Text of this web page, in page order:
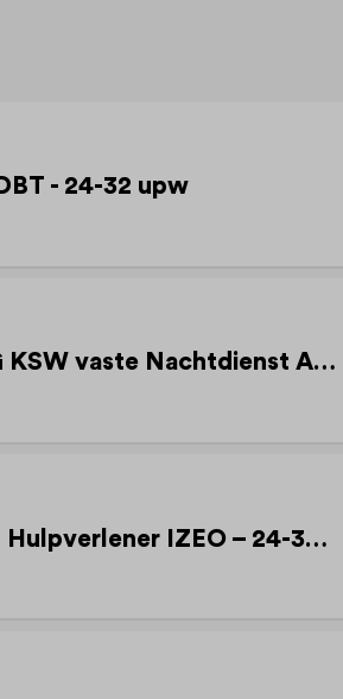
- 24-32 upw
Verzorgende C of IG KSW vaste Nachtdienst Aldenhof in Born
Sociaal Pedagogisch Hulpverlener IZEO – 24-32 upw